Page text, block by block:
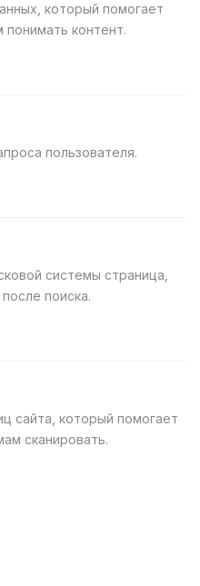
который помогает
контент.
пользователя.
системы страница,
поиска.
сайта, который помогает
сканировать.